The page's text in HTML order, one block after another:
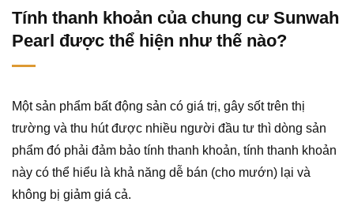
Tính thanh khoản của chung cư Sunwah
Pearl được thể hiện như thế nào?
Một sản phẩm bất động sản có giá trị, gây sốt trên thị
trường và thu hút được nhiều người đầu tư thì dòng sản
phẩm đó phải đảm bảo tính thanh khoản, tính thanh khoản
này có thể hiểu là khả năng dễ bán (cho mướn) lại và
không bị giảm giá cả.